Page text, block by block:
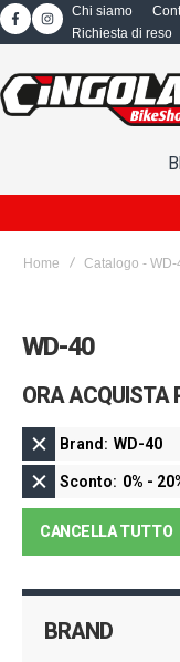
Chi siamo
Richiesta di reso
Home Catalogo - WD-
WD-40
ORA ACQUISTA
Brand WD-40
Sconto 0% -
CANCELLA TUTTO
BRAND